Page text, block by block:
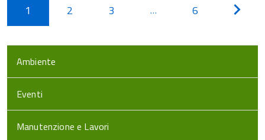
1 2 3 … 6
Ambiente
Eventi
Manutenzione e Lavori